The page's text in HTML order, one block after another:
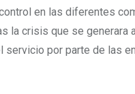
en las diferentes
la crisis que se generara
servicio por parte de las